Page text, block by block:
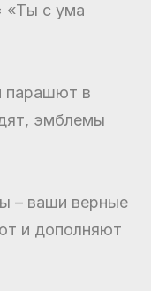
«Ты с ума
парашют в
эмблемы
– ваши верные
и дополняют